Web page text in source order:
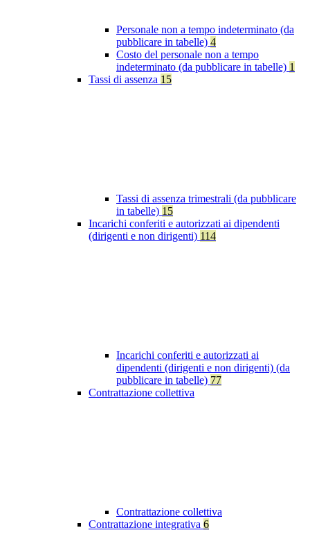
Personale non a tempo indeterminato (da
pubblicare in tabelle) 4
Costo del personale non a tempo
indeterminato (da pubblicare in tabelle) 1
Tassi di assenza 15
Tassi di assenza trimestrali (da pubblicare
in tabelle) 15
Incarichi conferiti e autorizzati ai dipendenti
(dirigenti e non dirigenti) 114
Incarichi conferiti e autorizzati ai
dipendenti (dirigenti e non dirigenti) (da
pubblicare in tabelle) 77
Contrattazione collettiva
Contrattazione collettiva
Contrattazione integrativa 6